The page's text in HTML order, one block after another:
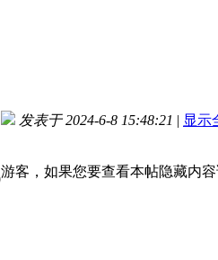
发表于 2024-6-8 15:48:21 | 显示
游客，如果您要查看本帖隐藏内